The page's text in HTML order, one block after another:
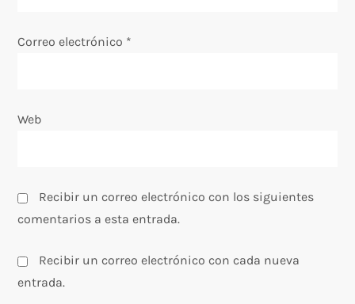
t
a
a
s
Correo electrónico *
Web
Recibir un correo electrónico con los siguientes
comentarios a esta entrada.
Recibir un correo electrónico con cada nueva
entrada.